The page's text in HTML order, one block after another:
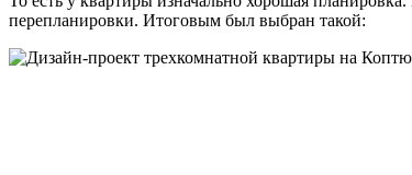
перепланировки. Итоговым был выбран такой: